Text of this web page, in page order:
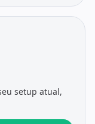
setup atual,